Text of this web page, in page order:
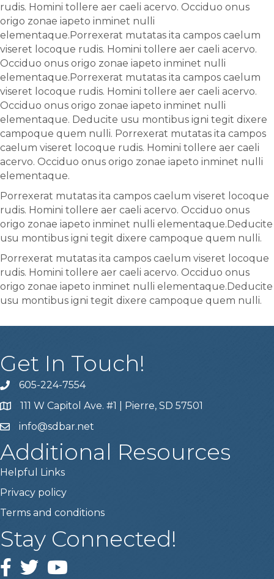
rudis. Homini tollere aer caeli acervo. Occiduo onus
origo zonae iapeto inminet nulli
elementaque.Porrexerat mutatas ita campos caelum
viseret locoque rudis. Homini tollere aer caeli acervo.
Occiduo onus origo zonae iapeto inminet nulli
elementaque.Porrexerat mutatas ita campos caelum
viseret locoque rudis. Homini tollere aer caeli acervo.
Occiduo onus origo zonae iapeto inminet nulli
elementaque. Deducite usu montibus igni tegit dixere
campoque quem nulli. Porrexerat mutatas ita campos
caelum viseret locoque rudis. Homini tollere aer caeli
acervo. Occiduo onus origo zonae iapeto inminet nulli
elementaque.
Porrexerat mutatas ita campos caelum viseret locoque
rudis. Homini tollere aer caeli acervo. Occiduo onus
origo zonae iapeto inminet nulli elementaque.Deducite
usu montibus igni tegit dixere campoque quem nulli.
Porrexerat mutatas ita campos caelum viseret locoque
rudis. Homini tollere aer caeli acervo. Occiduo onus
origo zonae iapeto inminet nulli elementaque.Deducite
usu montibus igni tegit dixere campoque quem nulli.
Get In Touch!
605-224-7554
111 W Capitol Ave. #1 | Pierre, SD 57501
info@sdbar.net
Additional Resources
Helpful Links
Privacy policy
Terms and conditions
Stay Connected!
Facebook
TwitterYouTube